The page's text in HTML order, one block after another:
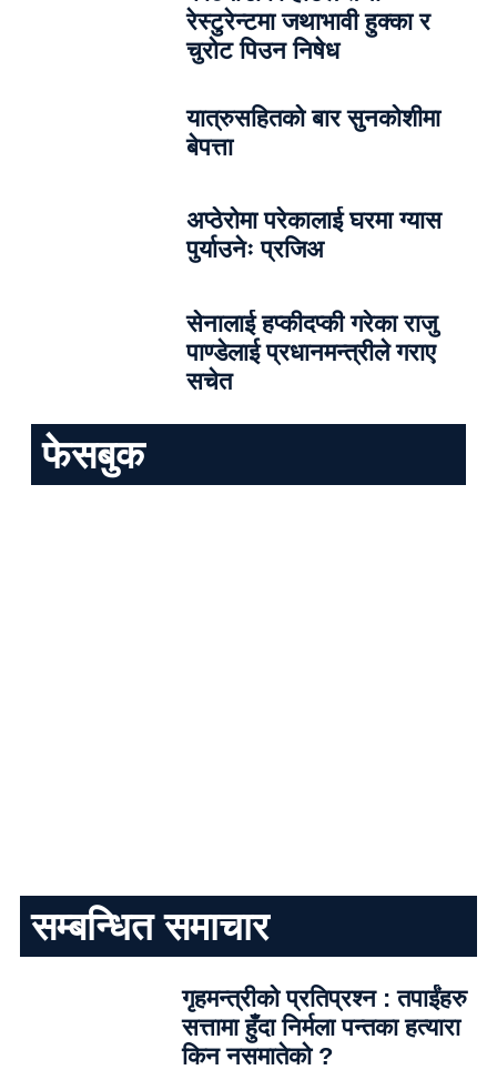
रेस्टुरेन्टमा जथाभावी हुक्का र
चुरोट पिउन निषेध
यात्रुसहितको बार सुनकोशीमा
बेपत्ता
अप्ठेरोमा परेकालाई घरमा ग्यास
पुर्याउनेः प्रजिअ
सेनालाई हप्कीदप्की गरेका राजु
पाण्डेलाई प्रधानमन्त्रीले गराए
सचेत
फेसबुक
सम्बन्धित समाचार
गृहमन्त्रीको प्रतिप्रश्न : तपाईंहरु
सत्तामा हुँदा निर्मला पन्तका हत्यारा
किन नसमातेको ?